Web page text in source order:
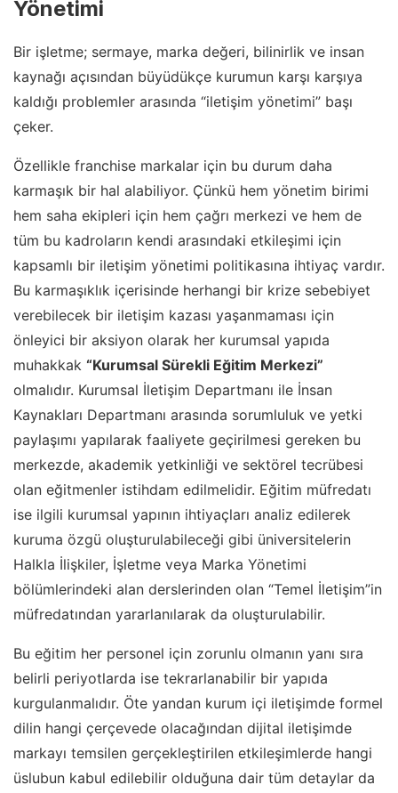
Yönetimi
Bir işletme; sermaye, marka değeri, bilinirlik ve insan
kaynağı açısından büyüdükçe kurumun karşı karşıya
kaldığı problemler arasında “iletişim yönetimi” başı
çeker.
Özellikle franchise markalar için bu durum daha
karmaşık bir hal alabiliyor. Çünkü hem yönetim birimi
hem saha ekipleri için hem çağrı merkezi ve hem de
tüm bu kadroların kendi arasındaki etkileşimi için
kapsamlı bir iletişim yönetimi politikasına ihtiyaç vardır.
Bu karmaşıklık içerisinde herhangi bir krize sebebiyet
verebilecek bir iletişim kazası yaşanmaması için
önleyici bir aksiyon olarak her kurumsal yapıda
muhakkak “Kurumsal Sürekli Eğitim Merkezi”
olmalıdır. Kurumsal İletişim Departmanı ile İnsan
Kaynakları Departmanı arasında sorumluluk ve yetki
paylaşımı yapılarak faaliyete geçirilmesi gereken bu
merkezde, akademik yetkinliği ve sektörel tecrübesi
olan eğitmenler istihdam edilmelidir. Eğitim müfredatı
ise ilgili kurumsal yapının ihtiyaçları analiz edilerek
kuruma özgü oluşturulabileceği gibi üniversitelerin
Halkla İlişkiler, İşletme veya Marka Yönetimi
bölümlerindeki alan derslerinden olan “Temel İletişim”in
müfredatından yararlanılarak da oluşturulabilir.
Bu eğitim her personel için zorunlu olmanın yanı sıra
belirli periyotlarda ise tekrarlanabilir bir yapıda
kurgulanmalıdır. Öte yandan kurum içi iletişimde formel
dilin hangi çerçevede olacağından dijital iletişimde
markayı temsilen gerçekleştirilen etkileşimlerde hangi
üslubun kabul edilebilir olduğuna dair tüm detaylar da